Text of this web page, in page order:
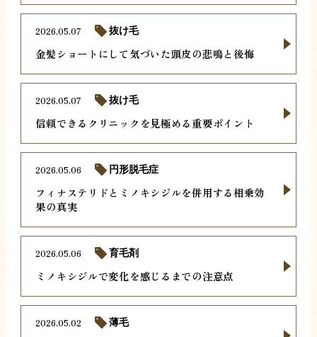
金髪ショートにして気づいた頭皮の悲鳴と後悔
2026.05.07 抜け毛
信頼できるクリニックを見極める重要ポイント
2026.05.07 抜け毛
フィナステリドとミノキシジルを併用する相乗効
果の真実
2026.05.06 円形脱毛症
ミノキシジルで変化を感じるまでの注意点
2026.05.06 育毛剤
2026.05.02 薄毛